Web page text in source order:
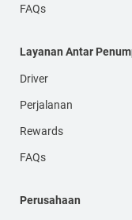
FAQs
Layanan Antar
Driver
Perjalanan
Rewards
FAQs
Perusahaan